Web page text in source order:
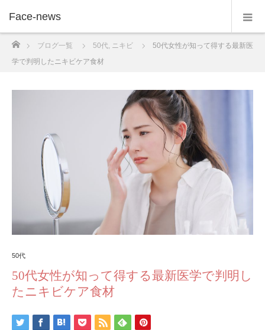
Face-news
ブログ一覧 50代, ニキビ
50代女性が知って得する最新医
学で判明したニキビケア食材
50代
50代女性が知って得する最新医学で判明し
たニキビケア食材